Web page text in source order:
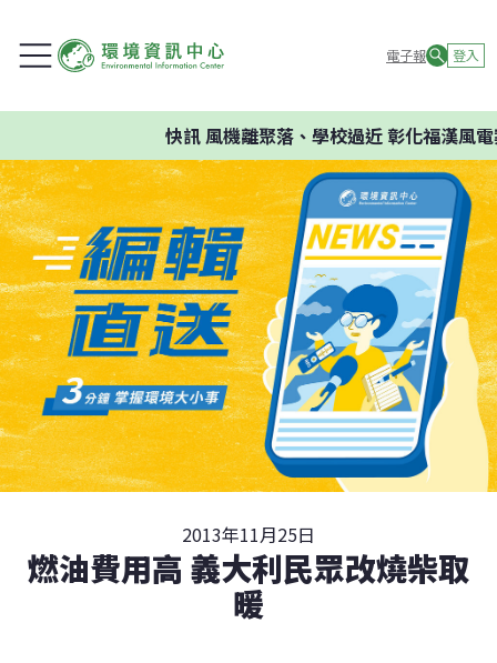
電子報 登入
快訊風機離聚落、學校過近 彰化福漢風電
2013年11月25日
燃油費用高 義大利民眾改燒柴取
暖